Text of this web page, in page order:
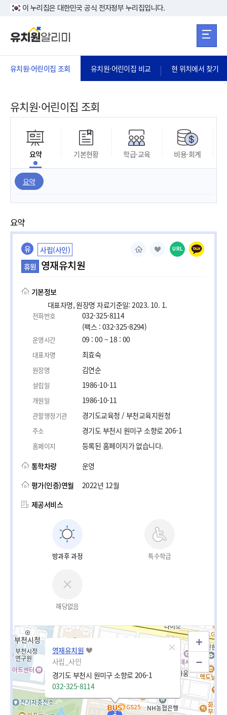
본문 바로가기
이 누리집은 대한민국 공식 전자정부 누리집입니다.
유치원·어린이집 조회 유치원·어린이집 비교 현 위치에서 찾기
유치원·어린이집 조회
요약 기본현황 학급·교육 비용·회계
요약
요약
유
사립(사인)
휴원 영재유치원
URL
기본정보
대표자명, 원장명 자료기준일: 2023. 10. 1.
전화번호
032-325-8114
(팩스 : 032-325-8294)
운영시간 09 : 00 ~ 18 : 00
대표자명 최효숙
원장명 김연순
설립일 1986-10-11
개원일 1986-10-11
관할행정기관 경기도교육청 / 부천교육지원청
주소 경기도 부천시 원미구 소향로 206-1
홈페이지
등록된 홈페이지가 없습니다.
통학차량
운영
평가(인증)연월
2022년 12월
제공서비스
방과후 과정 특수학급
해당없음
영재유치원
사립_사인
경기도 부천시 원미구 소향로 206-1
032-325-8114